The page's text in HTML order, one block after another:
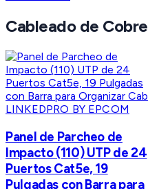
Cableado de Cobre
LINKEDPRO BY EPCOM
Panel de Parcheo de
Impacto (110) UTP de 24
Puertos Cat5e, 19
Pulgadas con Barra para